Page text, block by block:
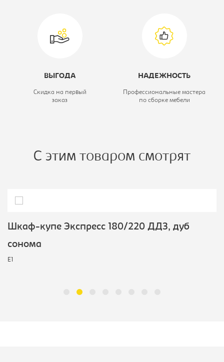
ВЫГОДА
Скидка на первый
заказ
НАДЕЖНОСТЬ
Профессиональные мастера
по сборке мебели
С этим товаром смотрят
Шкаф-купе Экспресс 180/220 ДДЗ, дуб
сонома
E1